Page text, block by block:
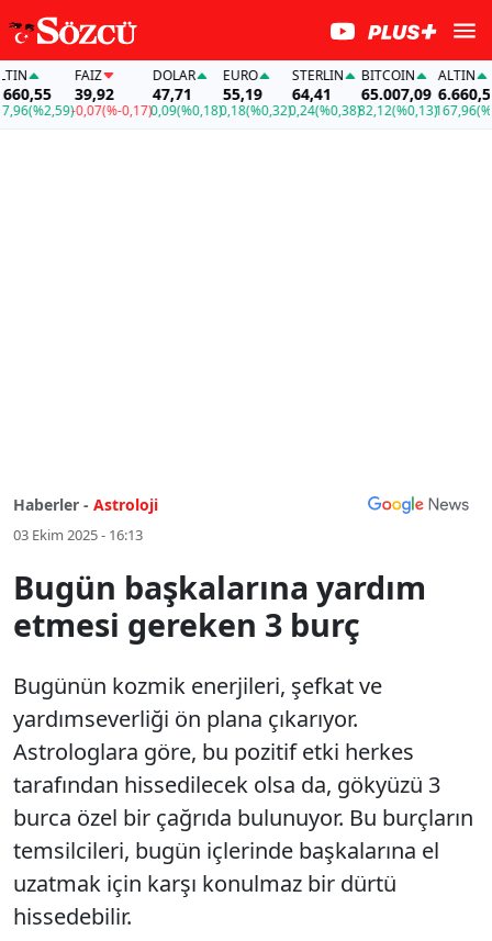
(%2,59)
FAİZ
39,92
-0,07(%-0,17)
DOLAR
47,71
0,09(%0,18)
EURO
55,19
0,18(%0,32)
STERLIN
64,41
0,24(%0,38)
BITCOIN
65.007,09
82,12(%0,13)
ALTIN
6.660,55
167,96
Haberler - Astroloji
03 Ekim 2025 - 16:13
Bugün başkalarına yardım
etmesi gereken 3 burç
Bugünün kozmik enerjileri, şefkat ve
yardımseverliği ön plana çıkarıyor.
Astrologlara göre, bu pozitif etki herkes
tarafından hissedilecek olsa da, gökyüzü 3
burca özel bir çağrıda bulunuyor. Bu burçların
temsilcileri, bugün içlerinde başkalarına el
uzatmak için karşı konulmaz bir dürtü
hissedebilir.